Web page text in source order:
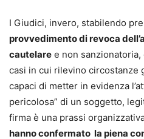
I Giudici, invero, stabilendo
provvedimento di revoca
cautelare e non
casi in cui rilevino
capaci di metter in evidenza
pericolosa” di un soggetto,
firma è una prassi
hanno confermato la piena